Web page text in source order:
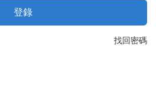
登錄
找回密碼